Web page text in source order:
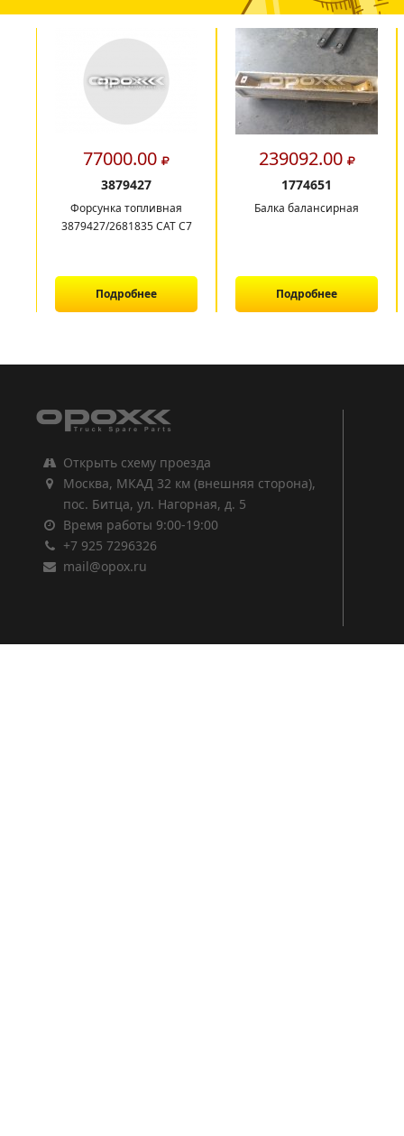
77000.00
3879427
Форсунка топливная
3879427/2681835 CAT C7
Подробнее
239092.00
1774651
Балка балансирная
Подробнее
Открыть схему проезда
Москва, МКАД 32 км (внешняя сторона),
пос. Битца, ул. Нагорная, д. 5
Время работы 9:00-19:00
+7 925 7296326
mail@opox.ru